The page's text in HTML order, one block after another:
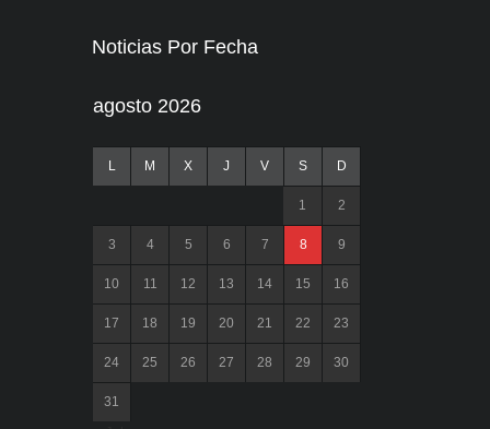
Noticias Por Fecha
agosto 2026
L M X J V S D
1 2
3 4 5 6 7 8 9
10 11 12 13 14 15 16
17 18 19 20 21 22 23
24 25 26 27 28 29 30
31